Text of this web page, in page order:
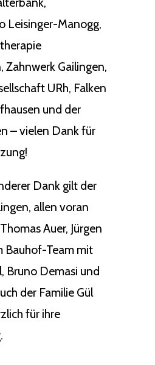
Leisinger-Manogg,
Zahnwerk Gailingen,
URh, Falken
und der
– vielen Dank für
Dank gilt der
allen voran
Auer, Jürgen
Bauhof-Team mit
Bruno Demasi und
der Familie Gül
für ihre